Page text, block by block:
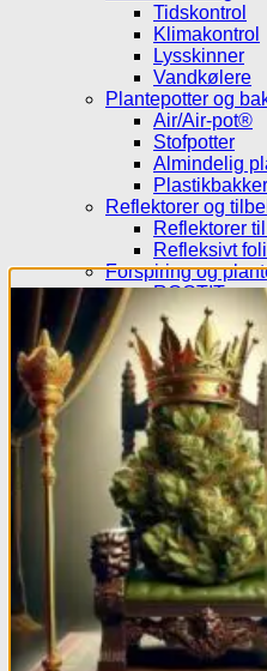
Tidskontrol
Klimakontrol
Lysskinner
Vandkølere
Plantepotter og
Air/Air-pot®
Stofpotter
Almindelig
Plastikbakker
Reflektorer og
Reflektorer
Refleksivt
Forspiring og
ROOT!T
Root Riot®
Jiffy
Eazy plug
Grodan
Efterbehandling
Tørrenet
Bubble bags
Plantesakse
Mikroskoper
Målingsudstyr
PH
EC
CO2 måling
Temperatur